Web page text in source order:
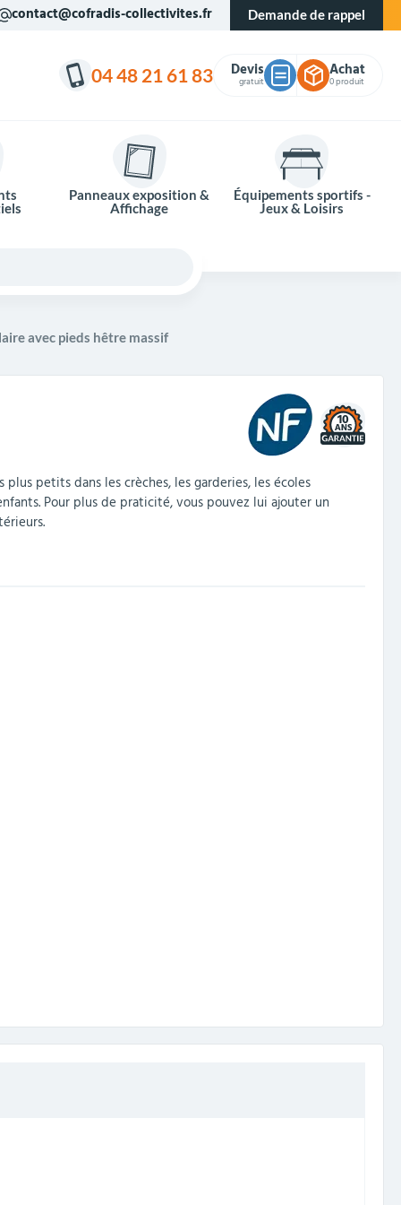
contact@cofradis-collectivites.fr Demande de rappel
04 48 21 61 83 Devis
gratuit
Achat
0 produit
Panneaux exposition &
Affichage
Équipements sportifs -
Jeux & Loisirs
avec pieds hêtre massif
10
petits dans les crèches, les garderies, les écoles
Pour plus de praticité, vous pouvez lui ajouter un